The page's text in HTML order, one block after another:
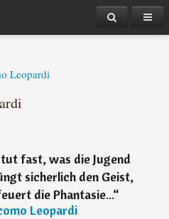
Leopardi
fast, was die Jugend
sicherlich den Geist,
die Phantasie...“
Leopardi